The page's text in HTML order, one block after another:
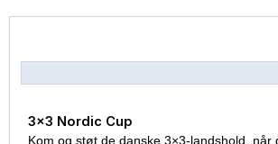
3×3 Nordic Cup
Kom og støt de danske 3×3-landshold,